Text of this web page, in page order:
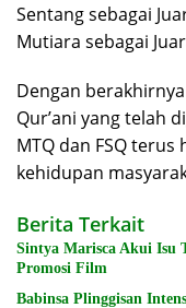
Sentang sebagai
Mutiara sebagai
Dengan
Qur’ani yang telah
MTQ dan FSQ
kehidupan
Berita Terkait
Sintya Marisca Akui Isu
Promosi Film
Babinsa Plinggisan